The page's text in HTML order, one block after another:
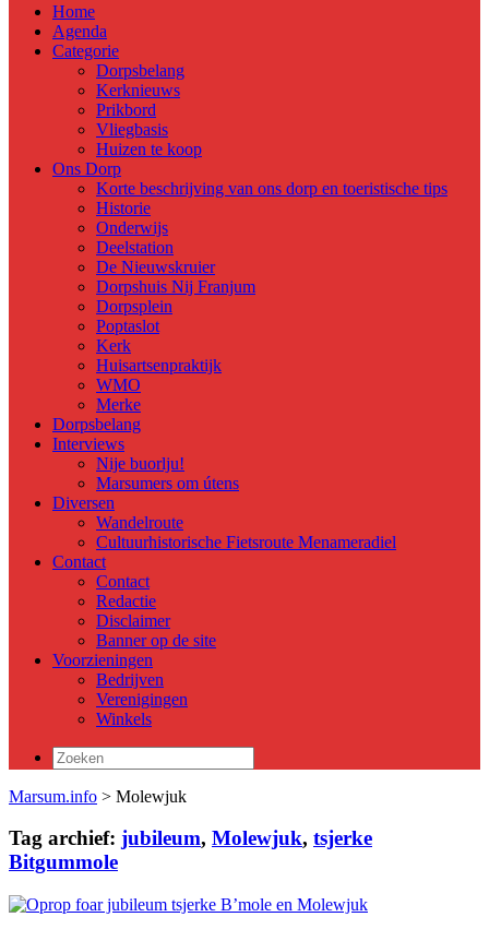
Home
Agenda
Categorie
Dorpsbelang
Kerknieuws
Prikbord
Vliegbasis
Huizen te koop
Ons Dorp
Korte beschrijving van ons dorp en toeristische tips
Historie
Onderwijs
Deelstation
De Nieuwskruier
Dorpshuis Nij Franjum
Dorpsplein
Poptaslot
Kerk
Huisartsenpraktijk
WMO
Merke
Dorpsbelang
Interviews
Nije buorlju!
Marsumers om útens
Diversen
Wandelroute
Cultuurhistorische Fietsroute Menameradiel
Contact
Contact
Redactie
Disclaimer
Banner op de site
Voorzieningen
Bedrijven
Verenigingen
Winkels
Zoeken
naar:
Marsum.info > Molewjuk
Tag archief: jubileum, Molewjuk, tsjerke
Bitgummole